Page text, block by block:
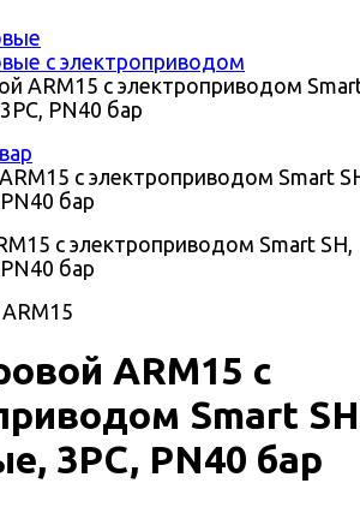
с электроприводом
ARM15 с электроприводом
PN40 бар
с электроприводом Smart SH,
бар
ARM15 с
Smart
3PC, PN40 бар